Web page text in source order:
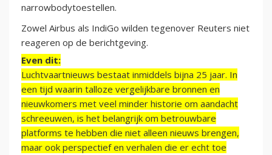
narrowbodytoestellen.
Zowel Airbus als IndiGo wilden tegenover Reuters niet
reageren op de berichtgeving.
Even dit:
Luchtvaartnieuws bestaat inmiddels bijna 25 jaar. In
een tijd waarin talloze vergelijkbare bronnen en
nieuwkomers met veel minder historie om aandacht
schreeuwen, is het belangrijk om betrouwbare
platforms te hebben die niet alleen nieuws brengen,
maar ook perspectief en verhalen die er echt toe